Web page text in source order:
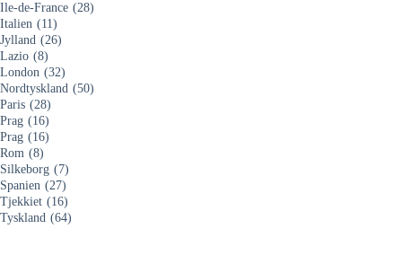
Ile-de-France (28)
Italien (11)
Jylland (26)
Lazio (8)
London (32)
Nordtyskland (50)
Paris (28)
Prag (16)
Prag (16)
Rom (8)
Silkeborg (7)
Spanien (27)
Tjekkiet (16)
Tyskland (64)